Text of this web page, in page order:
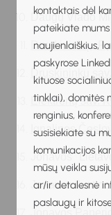
kontaktais dėl
pateikiate
naujienlaiškius,
paskyrose
kituose
tinklai), domitės
renginius,
susisiekiate su
komunikacijos
mūsų veikla
ar/ir detalesnė
paslaugų ir
Daugų Vlado
Druskininkų
Druskininkų
Elektrėnų sav.
Ignalinos
Jonavos
Jonavos
Jonavos